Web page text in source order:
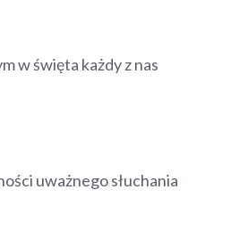
w święta każdy z nas
uważnego słuchania